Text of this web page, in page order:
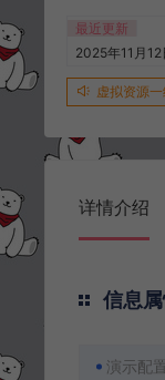
最近更新
2025年11月12
虚拟资源
详情介绍
信息
演示配